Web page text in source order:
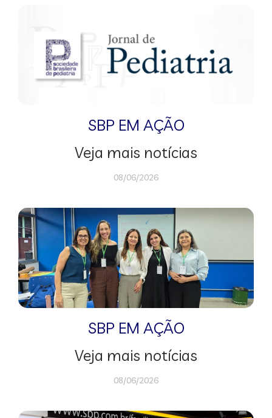
SBP EM AÇÃO
Veja mais notícias
08/06/2026
SBP EM AÇÃO
Veja mais notícias
08/06/2026